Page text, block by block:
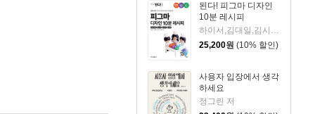
된다! 피그마 디자인
10분 레시피
하이서,김대일,김시원,최유빈 저
25,200원 (10% 할인)
사용자 입장에서 생각
하세요
정그린 저